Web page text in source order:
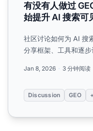
有没有人做过
始提升 AI 搜索可
社区讨论如何为 AI 搜
分享框架、工具和逐步
Jan 8, 2026 3 分钟阅读
Discussion GEO